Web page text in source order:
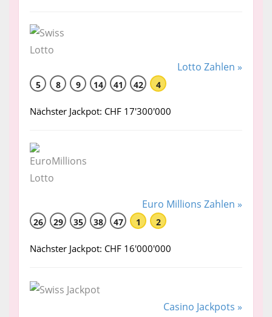
Lotto Zahlen »
5 8 9 14 41 42 4
Nächster Jackpot: CHF 17'300'000
Euro Millions Zahlen »
26 29 35 38 47 1 2
Nächster Jackpot: CHF 16'000'000
Casino Jackpots »